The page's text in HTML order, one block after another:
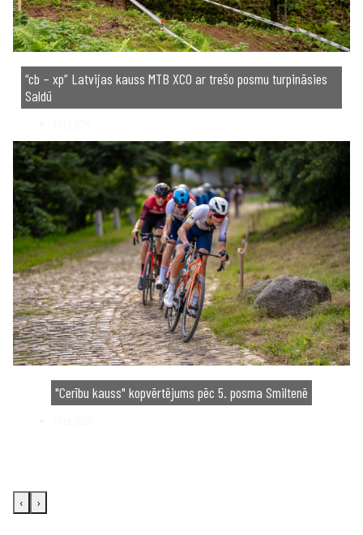
“cb – xp” Latvijas kauss MTB XCO ar trešo posmu turpināsies
Saldū
"Cerību kauss" kopvērtējums pēc 5. posma Smiltenē
‹ ›